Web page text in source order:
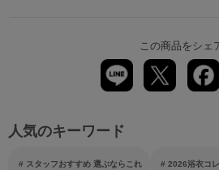
この商品をシェ
人気のキーワード
スタッフおすすめ 選ぶならこれ 2026浴衣コ